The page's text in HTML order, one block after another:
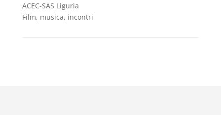
ACEC-SAS Liguria
Film, musica, incontri